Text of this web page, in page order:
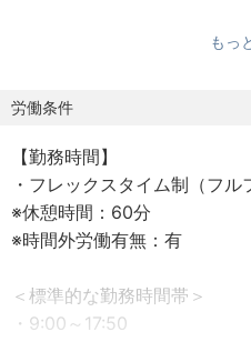
討し、営業と共同でお客様へ
現在、官公庁、教育・医療・
ています。
【職務詳細】
・営業と連携したプリセール
└NW、クラウド、セキュリ
スおよび他社商材、機器、サ
もっ
労働条件
【勤務時間】
・フレックスタイム制（フル
※休憩時間：60分
※時間外労働有無：有
＜標準的な勤務時間帯＞
・9:00～17:50